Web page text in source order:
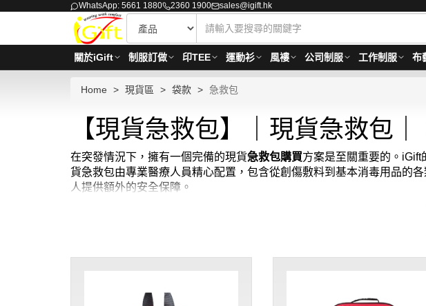
WhatsApp: 5661 1880 2360 1900 sales@igift.hk
關於iGift 制服訂做 印TEE 運動衫 風褸 公司制服 工作制服 布
Home 現貨區 袋款 急救包
【現貨急救包】｜現貨急救包
在突發情況下，擁有一個完備的現貨急救包購買方案是至關重要的。
貨急救包由專業醫療人員精心配置，包含從創傷敷料到基本消毒用品的
人提供額外的安全保障。
iGift的現貨急救包設計緊湊，便於攜帶，確保您在任何時候都能迅速應
使用。無論是進行戶外活動、學校、辦公場所還是車輛中，iGift的現貨急
一部分，確保安全和健康始終伴隨。現貨急救包最少訂購量 -MOQ: 1件